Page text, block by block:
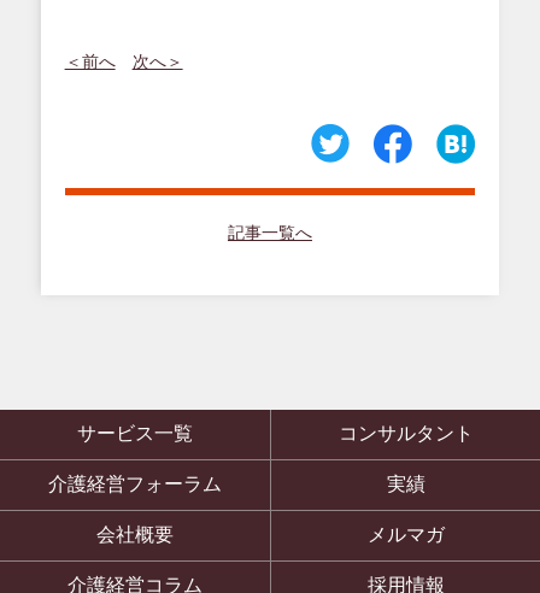
＜前へ 次へ＞
記事一覧へ
サービス一覧 コンサルタント
介護経営フォーラム 実績
会社概要 メルマガ
介護経営コラム 採用情報